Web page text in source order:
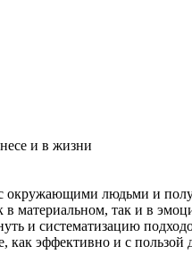
окружающими людьми и
материальном, так и в
и систематизацию
эффективно и с пользой